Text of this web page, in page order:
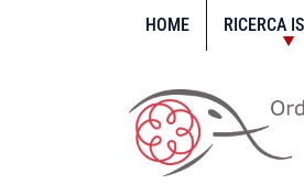
HOME RICERCA